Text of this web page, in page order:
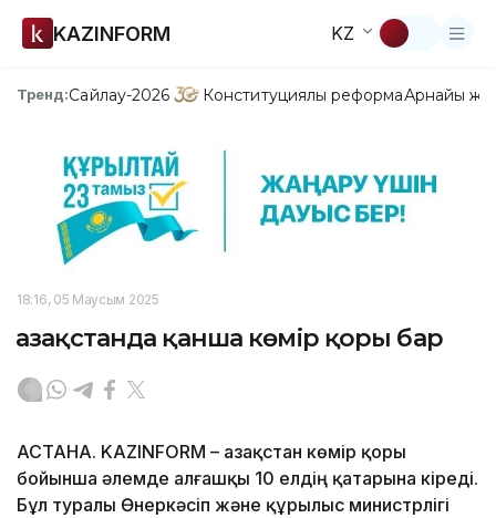
KAZINFORM KZ
Тренд:Сайлау-2026 Конституциялық реформаАрнайы
18:16, 05 Маусым 2025
Қазақстанда қанша көмір қоры бар
АСТАНА. KAZINFORM – Қазақстан көмір қоры
бойынша әлемде алғашқы 10 елдің қатарына кіреді.
Бұл туралы Өнеркәсіп және құрылыс министрлігі